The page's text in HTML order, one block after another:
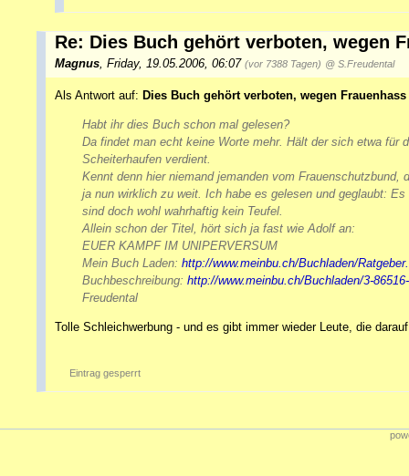
Re: Dies Buch gehört verboten, wegen
Magnus Friday, 19.05.2006, 06:07 (vor 7388 Tagen) @ S.Freudental
Als Antwort auf: Dies Buch gehört verboten, wegen Frauenhass
Habt ihr dies Buch schon mal gelesen?
Da findet man echt keine Worte mehr. Hält der sich etwa für
Scheiterhaufen verdient.
Kennt denn hier niemand jemanden vom
ja nun wirklich zu weit. Ich habe es gelesen und geglaubt:
sind doch wohl wahrhaftig kein Teufel.
Allein schon der Titel, hört sich ja fast wie Adolf an:
EUER KAMPF IM UNIPERVERSUM
Mein Buch Laden: http://www.meinbu.ch/Buchladen/
Buchbeschreibung: http://www.meinbu.ch/Buchladen/3-
Freudental
Tolle Schleichwerbung - und es gibt immer wieder Leute, die
Eintrag gesperrt